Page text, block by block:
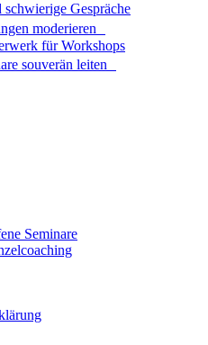
Gespräche
moderieren
für Workshops
souverän leiten
Seminare